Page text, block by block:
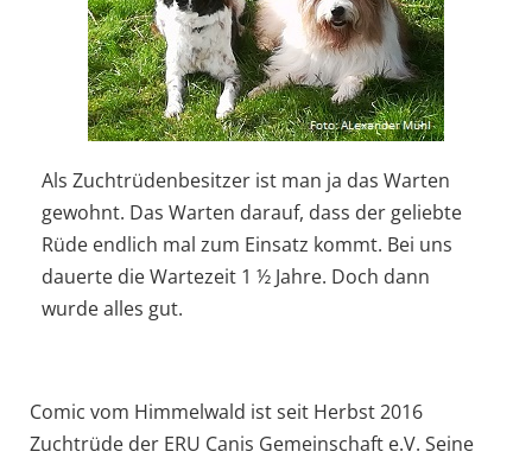
Als Zuchtrüdenbesitzer ist man ja das Warten
gewohnt. Das Warten darauf, dass der geliebte
Rüde endlich mal zum Einsatz kommt. Bei uns
dauerte die Wartezeit 1 ½ Jahre. Doch dann
wurde alles gut.
Comic vom Himmelwald ist seit Herbst 2016
Zuchtrüde der ERU Canis Gemeinschaft e.V. Seine